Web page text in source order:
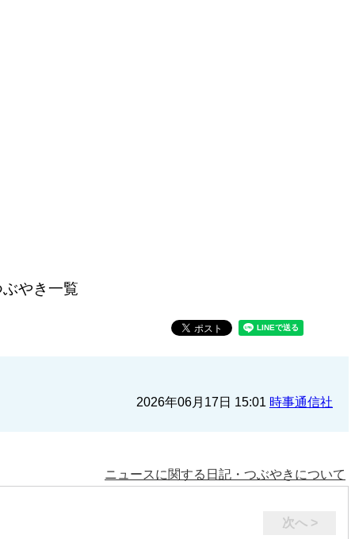
やき一覧
2026年06月17日 15:01 時事通信社
ニュースに関する日記・つぶやきについて
次へ >